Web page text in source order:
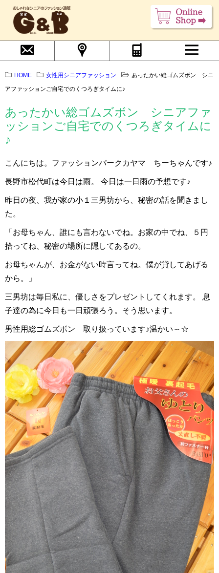
HOME 女性用シニアファッション
あったかい総ゴムズボン シニ
アファッションご自宅でのくつろぎタイムに♪
あったかい総ゴムズボン シニアファ
ッションご自宅でのくつろぎタイムに
♪
こんにちは。ファッションパークカヤマ ちーちゃんです♪
長野市松代町は今日は雨。 今日は一日雨の予想です♪
昨日の夜、我が家の小１三男坊から、秘密の話を聞きまし
た。
「お母ちゃん、誰にも言わないでね。お家の中でね、５円
拾ってね、秘密の場所に隠してあるの。
お母ちゃんが、お金がない時言ってね。僕が貸してあげる
から。」
三男坊は毎日私に、優しさをプレゼントしてくれます。 息
子達の為に今日も一日頑張ろう。そう思います。
男性用総ゴムズボン 取り扱っています♪温かい～☆